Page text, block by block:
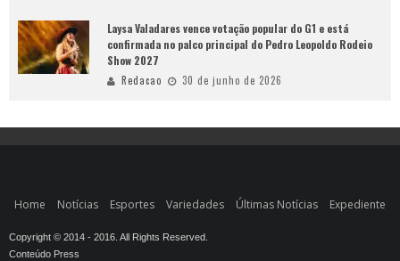
Laysa Valadares vence votação popular do G1 e está
confirmada no palco principal do Pedro Leopoldo Rodeio
Show 2027
Redacao 30 de junho de 2026
Home Notícias Esportes Variedades Últimas Notícias Expediente
Copyright © 2014 - 2016. All Rights Reserved.
Conteúdo Press